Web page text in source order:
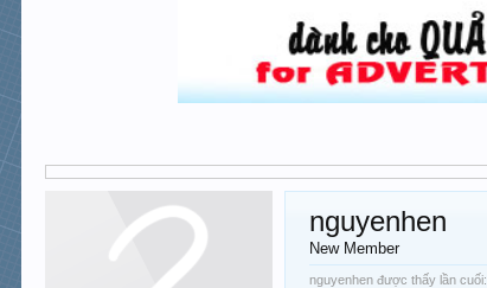
nguyenhen
New Member
nguyenhen được thấy lần cuối: